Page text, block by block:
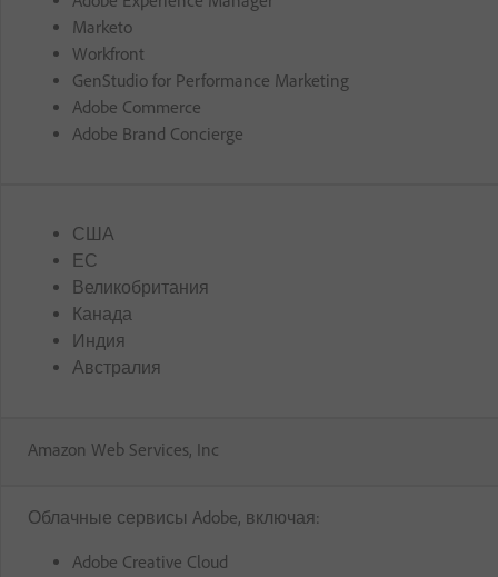
Marketo
Workfront
GenStudio for Performance Marketing
Adobe Commerce
Adobe Brand Concierge
США
ЕС
Великобритания
Канада
Индия
Австралия
Amazon Web Services, Inc
Облачные сервисы Adobe, включая:
Adobe Creative Cloud